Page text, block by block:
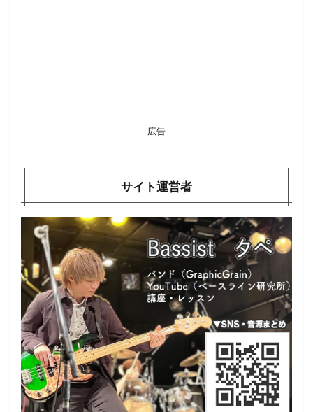
広告
サイト運営者